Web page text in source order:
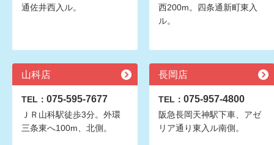
通佐井西入ル。
西200m。四条通新町東入
ル。
山科店
TEL： 075-595-7677
ＪＲ山科駅徒歩3分。外環
三条東へ100m、北側。
長岡店
TEL： 075-957-4800
阪急長岡天神駅下車、アゼ
リア通り東入ル南側。